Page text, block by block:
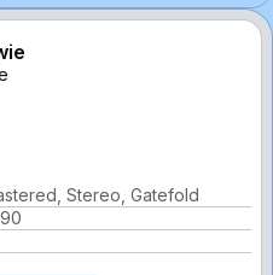
Stereo, Gatefold